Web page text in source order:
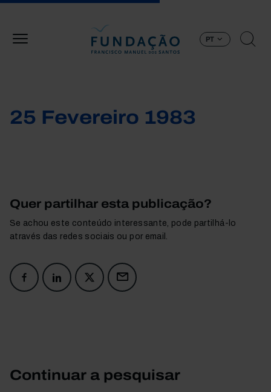
PT
25 Fevereiro 1983
Quer partilhar esta publicação?
Se achou este conteúdo interessante, pode partilhá-lo
através das redes sociais ou por email.
Continuar a pesquisar